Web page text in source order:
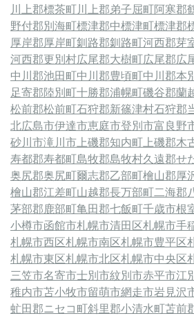
川上郡標茶町川上郡弟子屈町阿寒郡
野付郡別海町標津郡中標津町標津郡
厚岸郡厚岸町釧路郡釧路町河西郡芽
河西郡更別村広尾郡大樹町広尾郡広
中川郡池田町中川郡豊頃町中川郡本
足寄郡陸別町十勝郡浦幌町磯谷郡蘭
松前郡松前町石狩郡新篠津村石狩郡
北広島市伊達市恵庭市登別市富良野
砂川市滝川市 上磯郡知内町 上磯郡木
寿都郡寿都町島牧郡島牧村久遠郡せ
奥尻郡奥尻町爾志郡乙部町檜山郡厚
檜山郡江差町山越郡長万部町二海郡
茅部郡鹿部町亀田郡七飯町千歳市根
小樽市函館市札幌市清田区札幌市手
札幌市西区札幌市南区札幌市豊平区
札幌市東区札幌市北区札幌市中央区
三笠市名寄市士別市紋別市赤平市江
稚内市苫小牧市留萌市網走市岩見沢
虻田郡ニセコ町斜里郡小清水町苫前